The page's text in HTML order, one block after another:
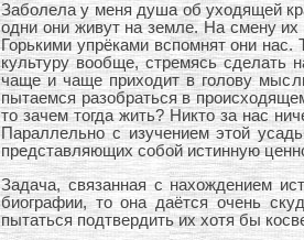
Заболела у меня душа об уходящей
одни они живут на земле. На смену их
Горькими упрёками вспомнят они
культуру вообще, стремясь сделать
чаще и чаще приходит в голову
пытаемся разобраться в
то зачем тогда жить? Никто за нас
Параллельно с изучением этой
представляющих собой истинную
Задача, связанная с нахождением
биографии, то она даётся очень
пытаться подтвердить их хотя бы